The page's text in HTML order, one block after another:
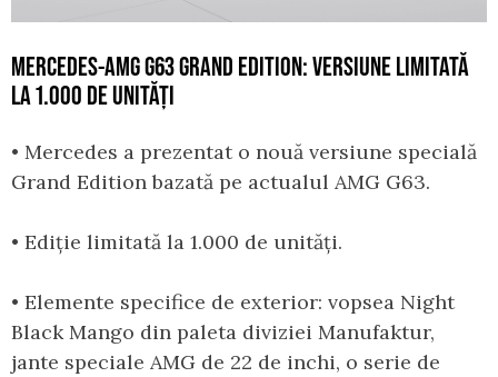
MERCEDES-AMG G63 GRAND EDITION: VERSIUNE LIMITATĂ
LA 1.000 DE UNITĂȚI
• Mercedes a prezentat o nouă versiune specială
Grand Edition bazată pe actualul AMG G63.
• Ediție limitată la 1.000 de unități.
• Elemente specifice de exterior: vopsea Night
Black Mango din paleta diviziei Manufaktur,
jante speciale AMG de 22 de inchi, o serie de